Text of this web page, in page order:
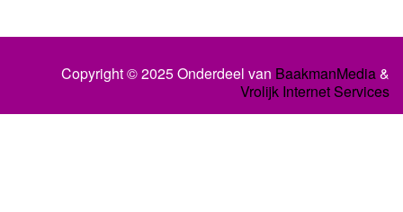
Copyright © 2025 Onderdeel van BaakmanMedia&
Vrolijk Internet Services